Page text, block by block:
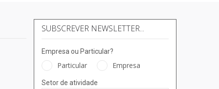
SUBSCREVER NEWSLETTER...
Empresa ou Particular?
Particular Empresa
Setor de atividade